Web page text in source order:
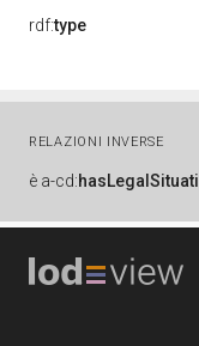
rdf:type
RELAZIONI INVERSE
è a-cd: